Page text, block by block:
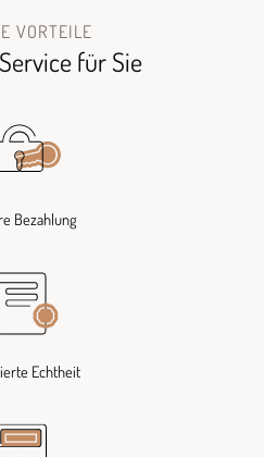
VORTEILE
für Sie
Bezahlung
Echtheit